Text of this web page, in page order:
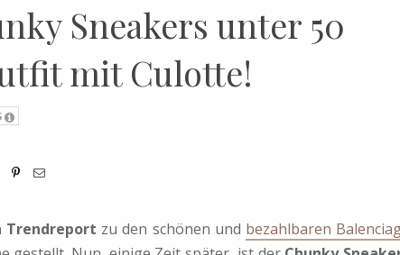
Sneakers unter 50
mit Culotte!
Trendreport zu den schönen und bezahlbaren